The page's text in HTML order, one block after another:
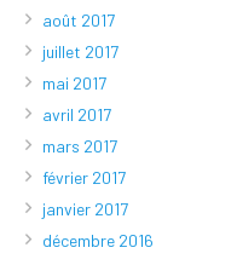
août 2017
juillet 2017
mai 2017
avril 2017
mars 2017
février 2017
janvier 2017
décembre 2016